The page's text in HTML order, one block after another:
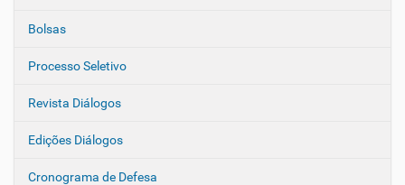
Bolsas
Processo Seletivo
Revista Diálogos
Edições Diálogos
Cronograma de Defesa